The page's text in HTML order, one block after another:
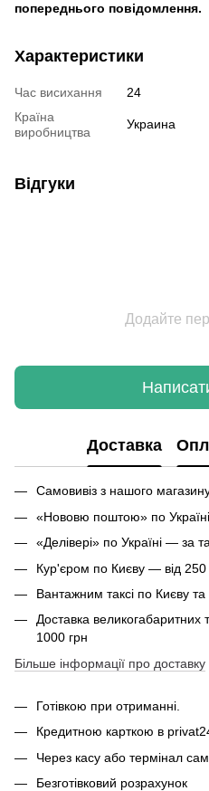
попереднього повідомлення.
Характеристики
Час висихання
24
Країна
виробництва
Украина
Відгуки
Додайте
Доставка
Самовивіз з нашого
«Нововю поштою» по
«Делівері» по Україні — за
Кур'єром по Києву — від 250
Вантажним таксі по Києву та
Доставка великогабаритних
1000 грн
Більше інформації про доставку
Готівкою при отриманні.
Кредитною карткою в
Через касу або термінал
Безготівковий розрахунок